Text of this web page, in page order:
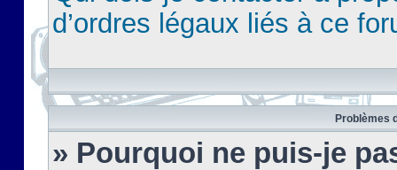
d’ordres légaux liés à ce
Problèmes
» Pourquoi ne puis-je